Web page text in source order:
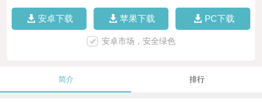
安卓下载 苹果下载 PC下载
安卓市场，安全绿色
简介 排行